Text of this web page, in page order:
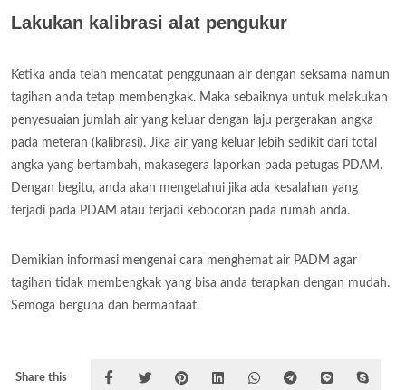
Lakukan kalibrasi alat pengukur
Ketika anda telah mencatat penggunaan air dengan seksama namun
tagihan anda tetap membengkak. Maka sebaiknya untuk melakukan
penyesuaian jumlah air yang keluar dengan laju pergerakan angka
pada meteran (kalibrasi). Jika air yang keluar lebih sedikit dari total
angka yang bertambah, makasegera laporkan pada petugas PDAM.
Dengan begitu, anda akan mengetahui jika ada kesalahan yang
terjadi pada PDAM atau terjadi kebocoran pada rumah anda.
Demikian informasi mengenai cara menghemat air PADM agar
tagihan tidak membengkak yang bisa anda terapkan dengan mudah.
Semoga berguna dan bermanfaat.
Share this